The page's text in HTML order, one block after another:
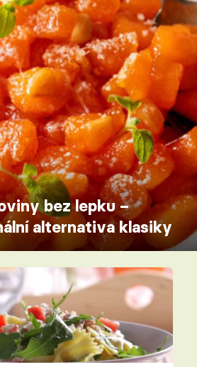
bez lepku –
alternativa klasiky